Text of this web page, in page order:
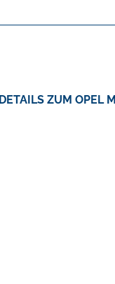
DETAILS ZUM OPEL